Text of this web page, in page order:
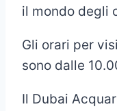
il mondo degli
Gli orari per
sono dalle
Il Dubai